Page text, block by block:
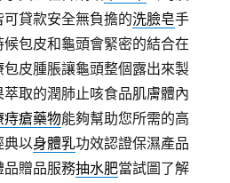
貸款安全無負擔的洗臉皂手
包皮和龜頭會緊密的結合在
包皮腫脹讓龜頭整個露出來製
萃取的潤肺止咳食品肌膚體內
痔瘡藥物能夠幫助您所需的高
典以身體乳功效認證保濕產品
品贈品服務抽水肥當試圖了解